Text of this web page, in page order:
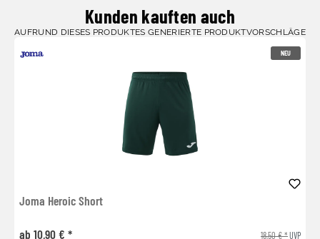
Kunden kauften auch
AUFRUND DIESES PRODUKTES GENERIERTE PRODUKTVORSCHLÄGE
NEU
Joma Heroic Short
ab 10,90 € * 18,50 € *UVP